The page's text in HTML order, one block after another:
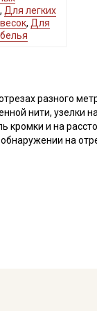
, Для легких
, Для
разного
нити, узелки
кромки и на
на
к